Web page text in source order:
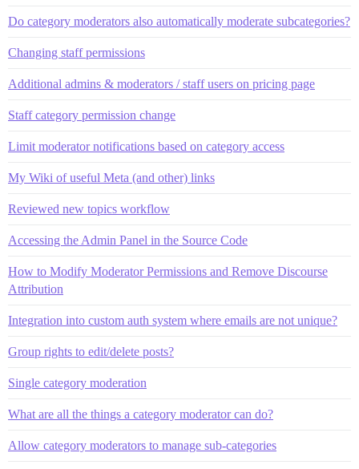
Do category moderators also automatically moderate subcategories?
Changing staff permissions
Additional admins & moderators / staff users on pricing page
Staff category permission change
Limit moderator notifications based on category access
My Wiki of useful Meta (and other) links
Reviewed new topics workflow
Accessing the Admin Panel in the Source Code
How to Modify Moderator Permissions and Remove Discourse
Attribution
Integration into custom auth system where emails are not unique?
Group rights to edit/delete posts?
Single category moderation
What are all the things a category moderator can do?
Allow category moderators to manage sub-categories